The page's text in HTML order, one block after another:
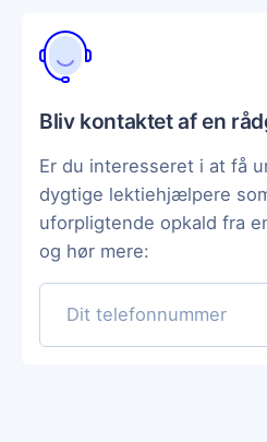
Bliv kontaktet af en
Er du interesseret i at få
dygtige lektiehjælpere
uforpligtende opkald fra
og hør mere: